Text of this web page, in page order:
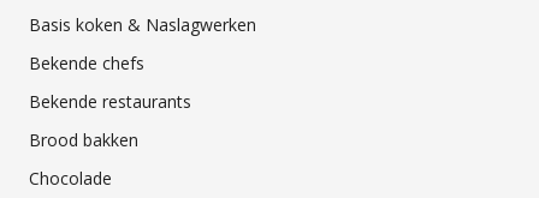
Basis koken & Naslagwerken
Bekende chefs
Bekende restaurants
Brood bakken
Chocolade